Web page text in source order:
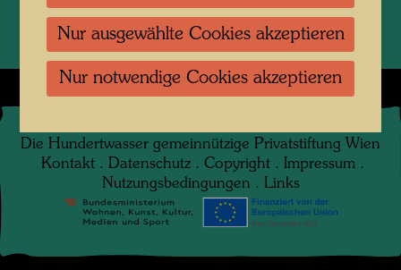
Die Hundertwasser gemeinnützige Privatstiftung Wien
Kontakt . Datenschutz . Copyright . Impressum .
Nutzungsbedingungen . Links
Nur ausgewählte Cookies akzeptieren
Nur notwendige Cookies akzeptieren